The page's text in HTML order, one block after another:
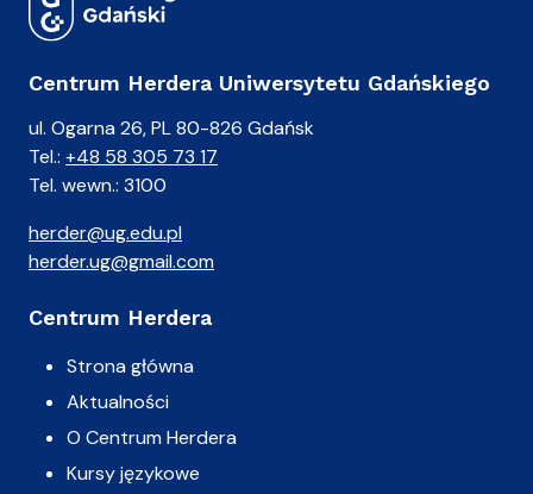
Centrum Herdera Uniwersytetu Gdańskiego
ul. Ogarna 26, PL 80-826 Gdańsk
Tel.: +48 58 305 73 17
Tel. wewn.: 3100
herder@ug.edu.pl
herder.ug@gmail.com
Centrum Herdera
Strona główna
Aktualności
O Centrum Herdera
Kursy językowe